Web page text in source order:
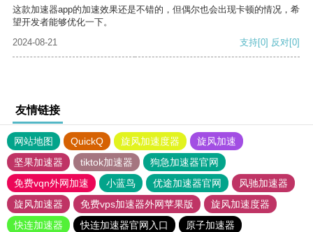
这款加速器app的加速效果还是不错的，但偶尔也会出现卡顿的情况，希
望开发者能够优化一下。
2024-08-21
支持[0] 反对[0]
友情链接
网站地图 QuickQ 旋风加速度器
旋风加速
坚果加速器
tiktok加速器
狗急加速器官网
免费vqn外网加速
小蓝鸟 优途加速器官网
风驰加速器
旋风加速器
免费vps加速器外网苹果版
旋风加速度器
快连加速器
快连加速器官网入口
原子加速器